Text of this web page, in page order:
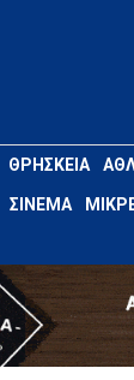
ΘΡΗΣΚΕΊΑ
ΣΙΝΕΜΆ